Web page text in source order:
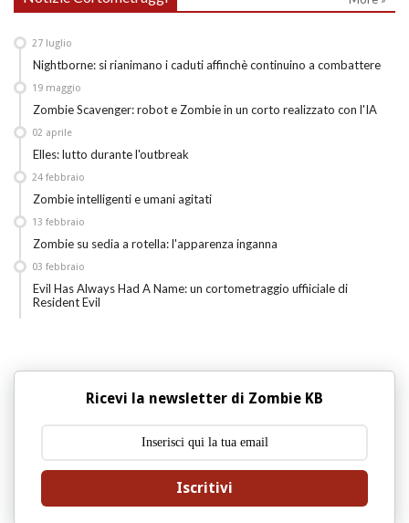
Nightborne: si rianimano i caduti affinchè continuino a combattere
27 luglio
Zombie Scavenger: robot e Zombie in un corto realizzato con l'IA
19 maggio
Elles: lutto durante l'outbreak
02 aprile
Zombie intelligenti e umani agitati
24 febbraio
Zombie su sedia a rotella: l'apparenza inganna
13 febbraio
Evil Has Always Had A Name: un cortometraggio uffiiciale di
Resident Evil
03 febbraio
Ricevi la newsletter di Zombie KB
Iscritivi